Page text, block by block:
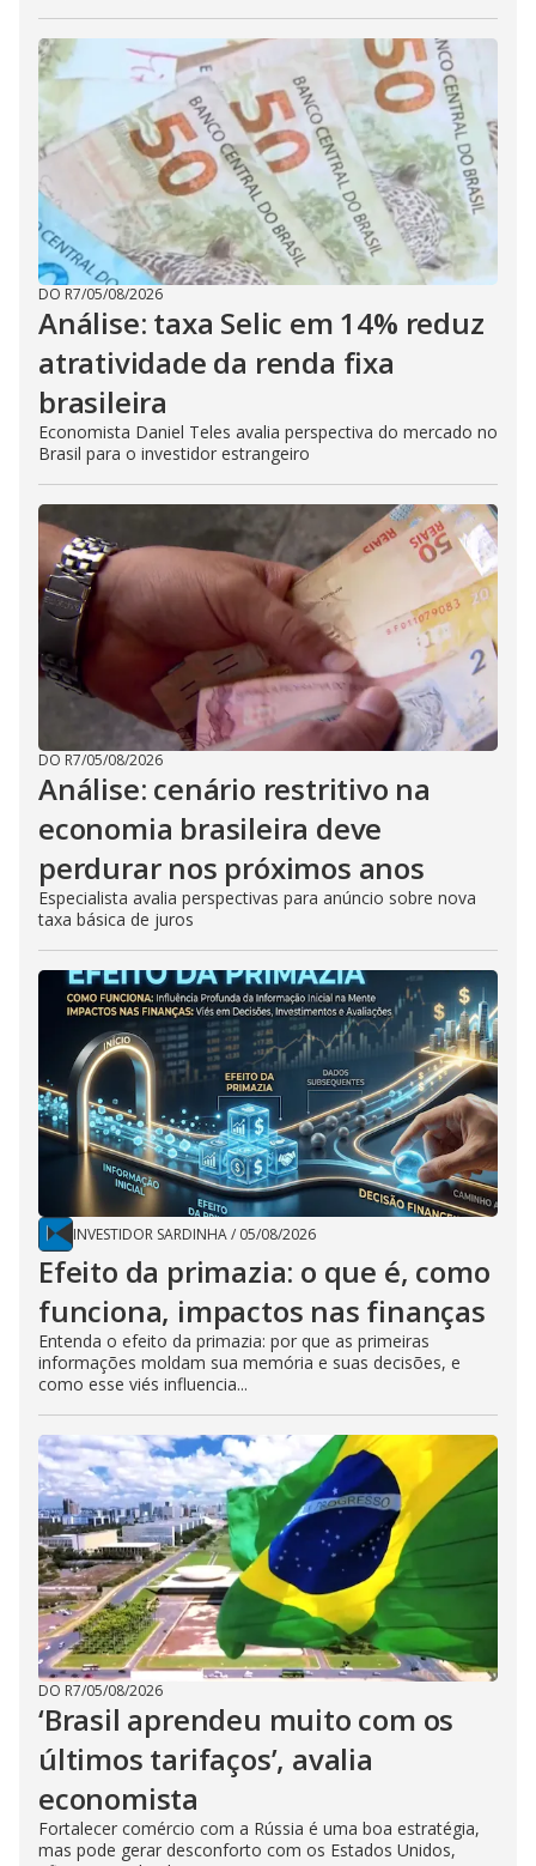
DO R7/05/08/2026
Análise: taxa Selic em 14% reduz
atratividade da renda fixa
brasileira
Economista Daniel Teles avalia perspectiva do mercado no
Brasil para o investidor estrangeiro
DO R7/05/08/2026
Análise: cenário restritivo na
economia brasileira deve
perdurar nos próximos anos
Especialista avalia perspectivas para anúncio sobre nova
taxa básica de juros
INVESTIDOR SARDINHA/ 05/08/2026
Efeito da primazia: o que é, como
funciona, impactos nas finanças
Entenda o efeito da primazia: por que as primeiras
informações moldam sua memória e suas decisões, e
como esse viés influencia...
DO R7/05/08/2026
‘Brasil aprendeu muito com os
últimos tarifaços’, avalia
economista
Fortalecer comércio com a Rússia é uma boa estratégia,
mas pode gerar desconforto com os Estados Unidos,